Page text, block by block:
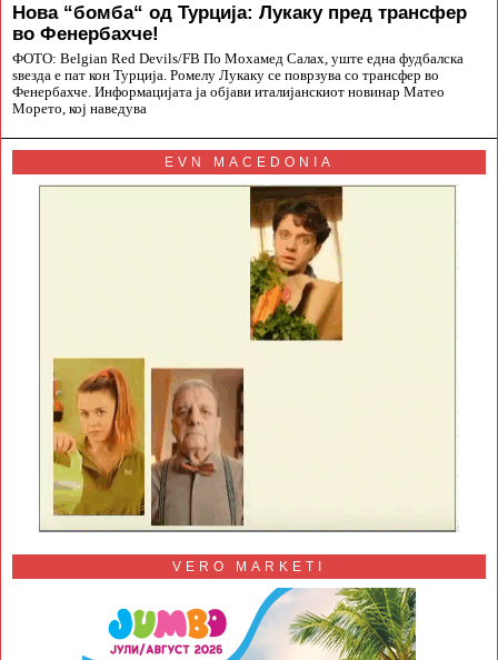
Нова “бомба“ од Турција: Лукаку пред трансфер
во Фенербахче!
ФОТО: Belgian Red Devils/FB По Мохамед Салах, уште една фудбалска
ѕвезда е пат кон Турција. Ромелу Лукаку се поврзува со трансфер во
Фенербахче. Информацијата ја објави италијанскиот новинар Матео
Морето, кој наведува
EVN MACEDONIA
VERO MARKETI